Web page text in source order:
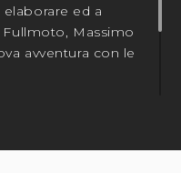
ed a
Massimo
avventura con le